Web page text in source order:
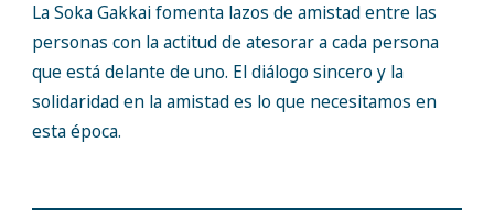
La Soka Gakkai fomenta lazos de amistad entre las
personas con la actitud de atesorar a cada persona
que está delante de uno. El diálogo sincero y la
solidaridad en la amistad es lo que necesitamos en
esta época.